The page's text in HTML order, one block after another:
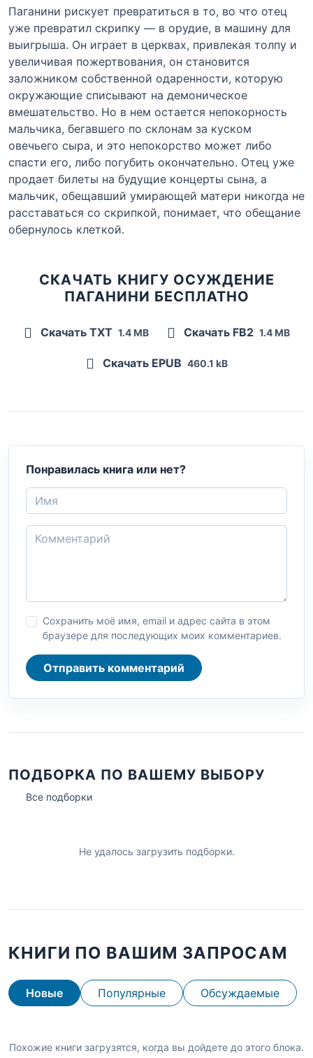
Паганини рискует превратиться в то, во что отец
уже превратил скрипку — в орудие, в машину для
выигрыша. Он играет в церквах, привлекая толпу и
увеличивая пожертвования, он становится
заложником собственной одаренности, которую
окружающие списывают на демоническое
вмешательство. Но в нем остается непокорность
мальчика, бегавшего по склонам за куском
овечьего сыра, и это непокорство может либо
спасти его, либо погубить окончательно. Отец уже
продает билеты на будущие концерты сына, а
мальчик, обещавший умирающей матери никогда не
расставаться со скрипкой, понимает, что обещание
обернулось клеткой.
СКАЧАТЬ КНИГУ ОСУЖДЕНИЕ
ПАГАНИНИ БЕСПЛАТНО
Скачать TXT 1.4 MB Скачать FB2 1.4 MB
Скачать EPUB 460.1 kB
Понравилась книга или нет?
Сохранить моё имя, email и адрес сайта в этом
браузере для последующих моих комментариев.
Отправить комментарий
ПОДБОРКА ПО ВАШЕМУ ВЫБОРУ
Все подборки
Не удалось загрузить подборки.
КНИГИ ПО ВАШИМ ЗАПРОСАМ
Новые Популярные Обсуждаемые
Похожие книги загрузятся, когда вы дойдете до этого блока.